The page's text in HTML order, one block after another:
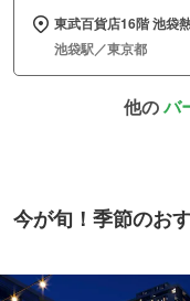
東武百貨店16階 池袋
池袋駅／東京都
他のバ
今が旬！季節のお